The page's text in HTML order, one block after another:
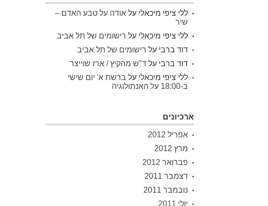
ללי ציפי מיכאלי על אודה על טבע האדם –
שיר
ללי ציפי מיכאלי על רישומים של תל אביב
דוד ברבי על רישומים של תל אביב
דוד ברבי על ד"ש מהקיץ / ארז שוייצר
ללי ציפי מיכאלי על ברשת א' יום שישי
ב-18:00 על האנתולוגיה
ארכיונים
אפריל 2012
מרץ 2012
פברואר 2012
דצמבר 2011
נובמבר 2011
יולי 2011